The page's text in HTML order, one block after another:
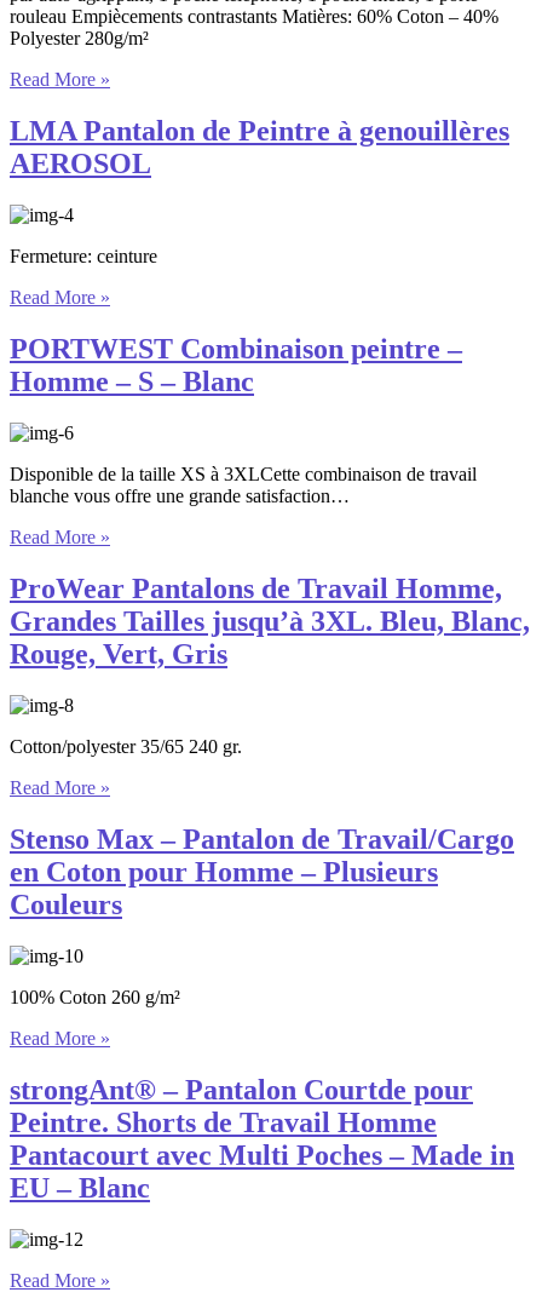
rouleau Empiècements contrastants Matières: 60% Coton – 40%
Polyester 280g/m²
Read More »
LMA Pantalon de Peintre à genouillères
AEROSOL
Fermeture: ceinture
Read More »
PORTWEST Combinaison peintre –
Homme – S – Blanc
Disponible de la taille XS à 3XLCette combinaison de travail
blanche vous offre une grande satisfaction…
Read More »
ProWear Pantalons de Travail Homme,
Grandes Tailles jusqu’à 3ХL. Bleu, Blanc,
Rouge, Vert, Gris
Cotton/polyester 35/65 240 gr.
Read More »
Stenso Max – Pantalon de Travail/Cargo
en Coton pour Homme – Plusieurs
Couleurs
100% Coton 260 g/m²
Read More »
strongAnt® – Pantalon Courtde pour
Peintre. Shorts de Travail Homme
Pantacourt avec Multi Poches – Made in
EU – Blanc
Read More »